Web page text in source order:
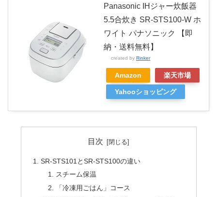
Panasonic IHジャー炊飯器
5.5合炊き SR-STS100-W ホ
ワイト パナソニック 【即
納・送料無料】
created by Rinker
Amazon 楽天市場
Yahooショッピング
目次
SR-STS101とSR-STS100の違い
スチーム保温
「冷凍用ごはん」コース